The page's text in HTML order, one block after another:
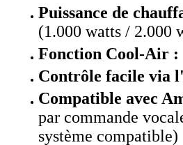
Puissance de
(1.000 watts / 2.000
Fonction Cool-Air :
Contrôle facile via
Compatible avec
par commande
système compatible)